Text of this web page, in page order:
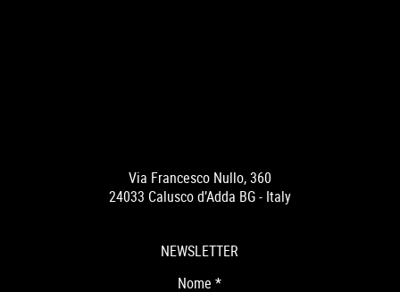
Via Francesco Nullo, 360
24033 Calusco d’Adda BG - Italy
NEWSLETTER
Nome*